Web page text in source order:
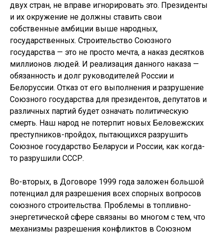
двух стран, не вправе игнорировать это. Президенты
и их окружение не должны ставить свои
собственные амбиции выше народных,
государственных. Строительство Союзного
государства — это не просто мечта, а наказ десятков
миллионов людей. И реализация данного наказа —
обязанность и долг руководителей России и
Белоруссии. Отказ от его выполнения и разрушение
Союзного государства для президентов, депутатов и
различных партий будет означать политическую
смерть. Наш народ не потерпит новых Беловежских
преступников-пройдох, пытающихся разрушить
Союзное государство Беларуси и России, как когда-
то разрушили СССР.
Во-вторых, в Договоре 1999 года заложен большой
потенциал для разрешения всех спорных вопросов
союзного строительства. Проблемы в топливно-
энергетической сфере связаны во многом с тем, что
механизмы разрешения конфликтов в Союзном